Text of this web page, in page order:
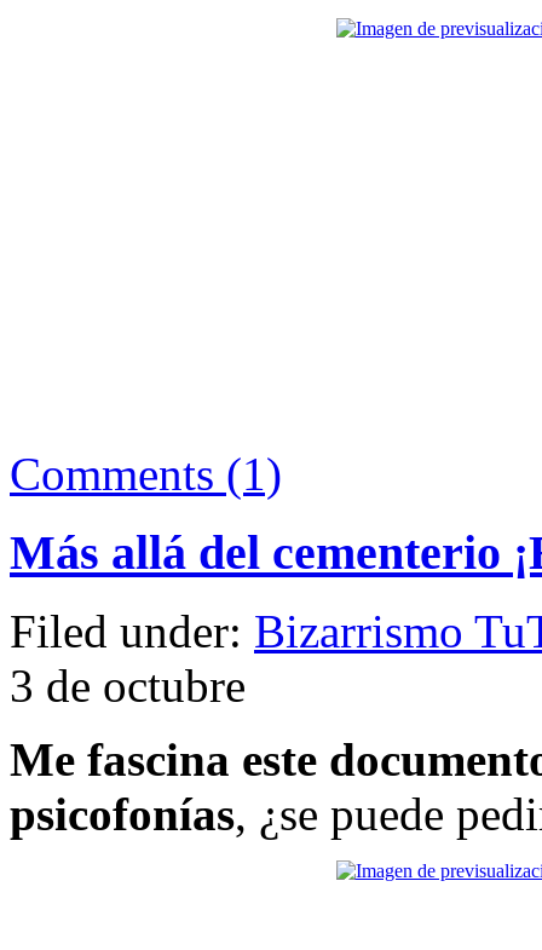
Comments (1)
Más allá del cementerio
Filed under: Bizarrismo
3 de octubre
Me fascina este
psicofonías, ¿se puede